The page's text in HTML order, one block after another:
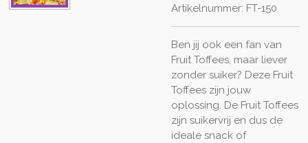
Artikelnummer: FT-150
Ben jij ook een fan van
Fruit Toffees, maar liever
zonder suiker? Deze Fruit
Toffees zijn jouw
oplossing. De Fruit Toffees
zijn suikervrij en dus de
ideale snack of